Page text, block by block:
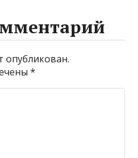
опубликован.
*